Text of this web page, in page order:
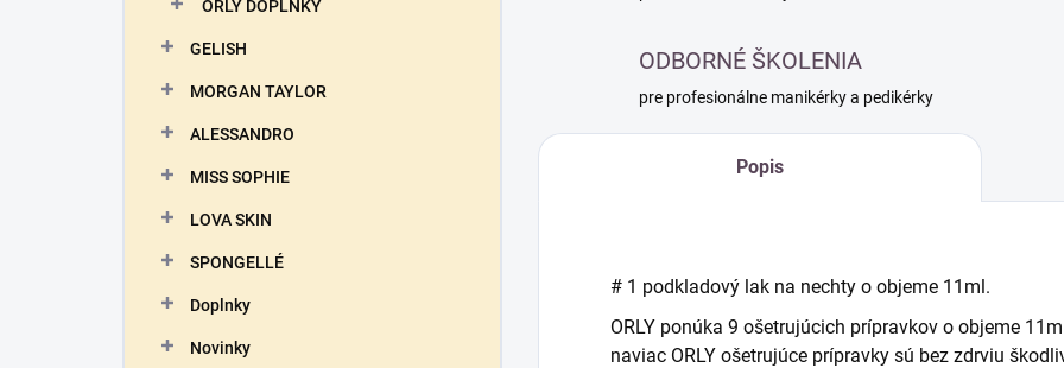
ORLY DOPLNKY
GELISH
MORGAN TAYLOR
ALESSANDRO
MISS SOPHIE
LOVA SKIN
SPONGELLÉ
Doplnky
Novinky
ODBORNÉ ŠKOLENIA
pre profesionálne manikérky a pedikérky
Popis
# 1 podkladový lak na nechty o objeme 11ml.
ORLY ponúka 9 ošetrujúcich prípravkov o objeme
naviac ORLY ošetrujúce prípravky sú bez zdrviu